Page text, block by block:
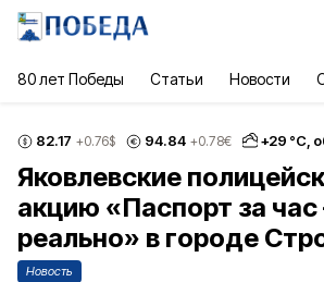
80 лет Победы Статьи Новости
82.17 +0.76$ 94.84 +0.78€ +29 °С,
Яковлевские
акцию «Паспорт за час
реально» в городе
Новость